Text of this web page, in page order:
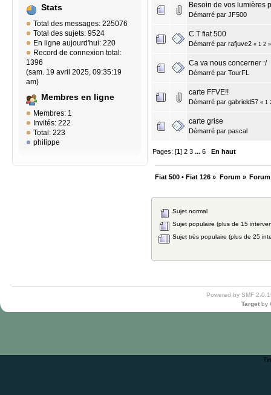
Stats
Total des messages: 225076
Total des sujets: 9524
En ligne aujourd'hui: 220
Record de connexion total:
1396
(sam. 19 avril 2025, 09:35:19
am)
Membres en ligne
Membres: 1
Invités: 222
Total: 223
philippe
Besoin de vos lumières
Démarré par JF500
C.T fiat 500
Démarré par rafjuve2 « 1 2 »
Ca va nous concerner :/
Démarré par TourFL
carte FFVE!!
Démarré par gabrield57 « 1
carte grise
Démarré par pascal
Pages: [1]2 3 ...6 En haut
Fiat 500 • Fiat 126 » Forum»
Sujet normal
Sujet populaire (plus de 15
Sujet très populaire (plus de 25
Powered by SMF
Target by